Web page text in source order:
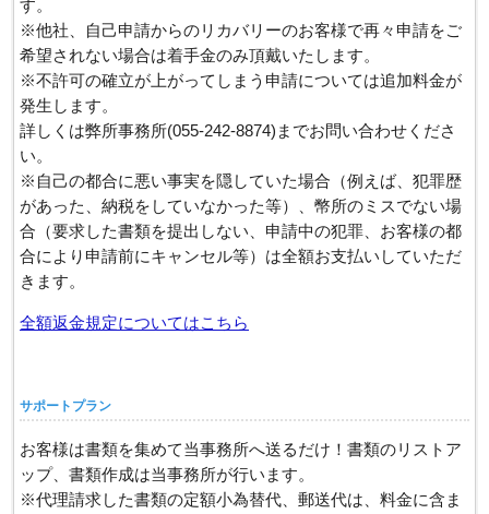
す。
※他社、自己申請からのリカバリーのお客様で再々申請をご
希望されない場合は着手金のみ頂戴いたします。
※不許可の確立が上がってしまう申請については追加料金が
発生します。
詳しくは弊所事務所(055-242-8874)までお問い合わせくださ
い。
※自己の都合に悪い事実を隠していた場合（例えば、犯罪歴
があった、納税をしていなかった等）、幣所のミスでない場
合（要求した書類を提出しない、申請中の犯罪、お客様の都
合により申請前にキャンセル等）は全額お支払いしていただ
きます。
全額返金規定についてはこちら
サポートプラン
お客様は書類を集めて当事務所へ送るだけ！書類のリストア
ップ、書類作成は当事務所が行います。
※代理請求した書類の定額小為替代、郵送代は、料金に含ま